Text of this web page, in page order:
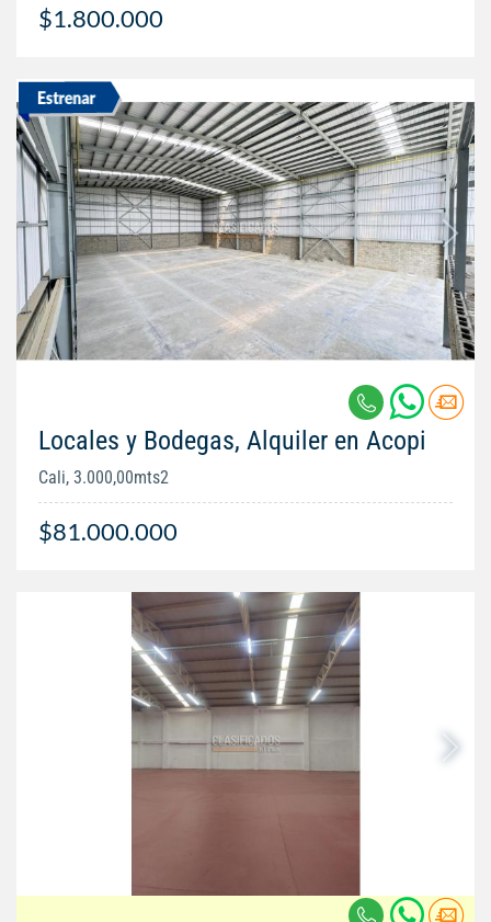
$1.800.000
Locales y Bodegas, Alquiler en Acopi
Cali, 3.000,00mts2
$81.000.000